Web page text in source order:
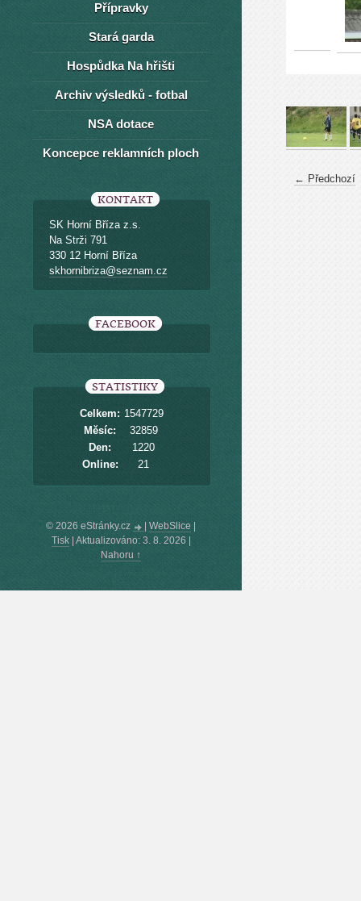
← Předchozí
Přípravky
Stará garda
Hospůdka Na hřišti
Archiv výsledků - fotbal
NSA dotace
Koncepce reklamních ploch
KONTAKT
SK Horní Bříza z.s.
Na Strži 791
330 12 Horní Bříza
skhornibriza@seznam.cz
FACEBOOK
STATISTIKY
Online: 21
Celkem: 1547729
Měsíc:
32859
Den:
1220
© 2026 eStránky.cz WebSlice
Tisk| Aktualizováno: 3. 8. 2026
Nahoru ↑